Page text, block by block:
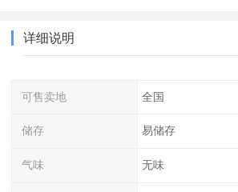
详细说明
可售卖地 全国
储存 易储存
气味 无味